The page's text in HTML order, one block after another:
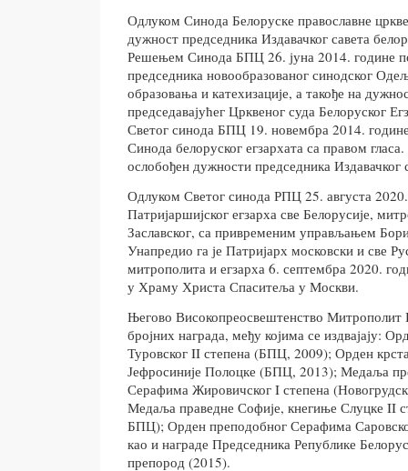
Одлуком Синода Белоруске православне
дужност председника Издавачког савета
Решењем Синода БПЦ 26. јуна 2014. године
председника новообразованог синодског
образовања и катехизације, а такође на
председавајућег Црквеног суда Белоруског
Светог синода БПЦ 19. новембра 2014.
Синода белоруског егзархата са правом
ослобођен дужности председника
Одлуком Светог синода РПЦ 25. августа
Патријаршијског егзарха све Белорусије,
Заславског, са привременим управљањем
Унапредио га је Патријарх московски и све
митрополита и егзарха 6. септембра 2020.
у Храму Христа Спаситеља у Москви.
Његово Високопреосвештенство Митрополит
бројних награда, међу којима се издвајају:
Туровског II степена (БПЦ, 2009); Орден
Јефросиније Полоцке (БПЦ, 2013); Медаља
Серафима Жировичског I степена
Медаља праведне Софије, кнегиње Слуцке II
БПЦ); Орден преподобног Серафима
као и награде Председника Републике
препород (2015).